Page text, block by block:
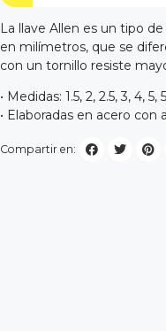
La llave Allen es un tipo
en milímetros, que se
con un tornillo resiste
• Medidas: 1.5, 2, 2.5, 3, 4,
• Elaboradas en acero
Compartir en: